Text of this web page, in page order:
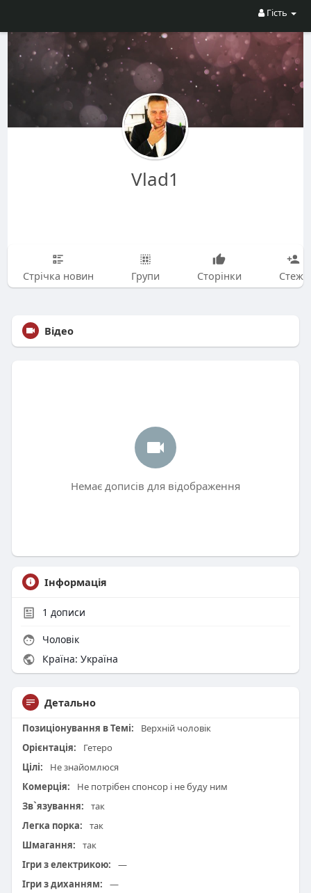
Гість
Vlad1
Стрічка новин Групи Сторінки Стежу
Відео
Немає дописів для відображення
Інформація
1 дописи
Чоловік
Країна: Україна
Детально
Позиціонування в Темі:
Верхній чоловік
Орієнтація:
Гетеро
Цілі:
Не знайомлюся
Комерція:
Не потрібен спонсор і не буду ним
Зв`язування:
так
Легка порка:
так
Шмагання:
так
Ігри з електрикою:
—
Ігри з диханням:
—